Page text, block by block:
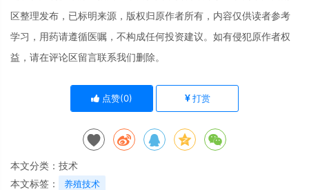
区整理发布，已标明来源，版权归原作者所有，内容仅供读者参考
学习，用药请遵循医嘱，不构成任何投资建议。如有侵犯原作者权
益，请在评论区留言联系我们删除。
点赞(0) 打赏
本文分类： 技术
本文标签：
养殖技术